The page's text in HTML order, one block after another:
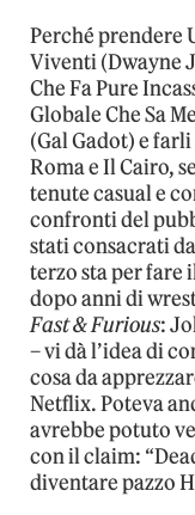
Perché prendere
Viventi (Dwayne
Che Fa Pure
Globale Che Sa
(Gal Gadot) e
Roma e Il Cairo,
tenute casual e
confronti del
stati consacrati
terzo sta per fare
dopo anni di
Fast & Furious:
– vi dà l’idea di
cosa da
Netflix. Poteva
avrebbe potuto
con il claim:
diventare pazzo